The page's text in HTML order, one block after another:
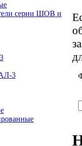
серии ШОВ и
3